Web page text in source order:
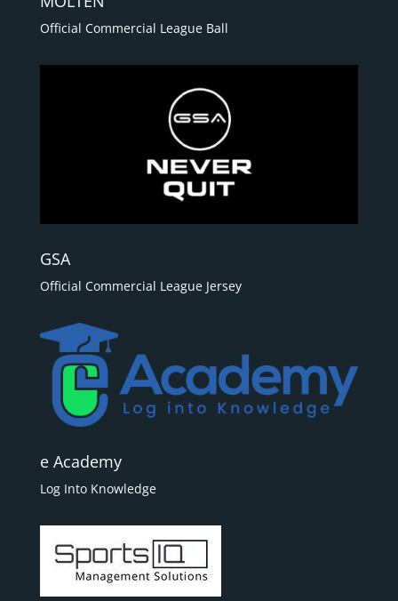
Official Commercial League Ball
GSA
Official Commercial League Jersey
e Academy
Log Into Knowledge